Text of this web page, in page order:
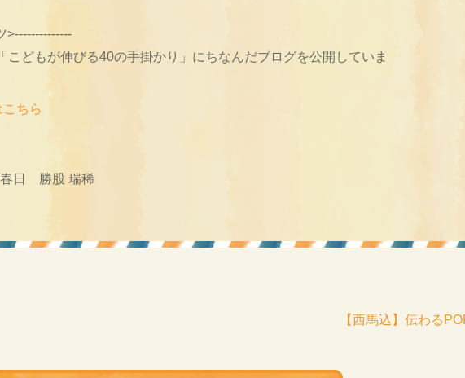
>--------------
こどもが伸びる40の手掛かり」にちなんだブログを公開していま
こちら
春日 勝股 瑞稀
【西馬込】伝わる